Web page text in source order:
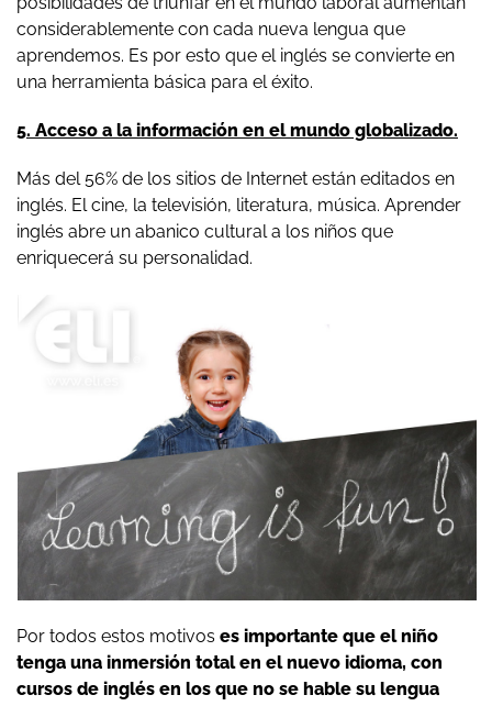
considerablemente con cada nueva lengua que
aprendemos. Es por esto que el inglés se convierte en
una herramienta básica para el éxito.
5. Acceso a la información en el mundo globalizado.
Más del 56% de los sitios de Internet están editados en
inglés. El cine, la televisión, literatura, música. Aprender
inglés abre un abanico cultural a los niños que
enriquecerá su personalidad.
Por todos estos motivos es importante que el niño
tenga una inmersión total en el nuevo idioma, con
cursos de inglés en los que no se hable su lengua